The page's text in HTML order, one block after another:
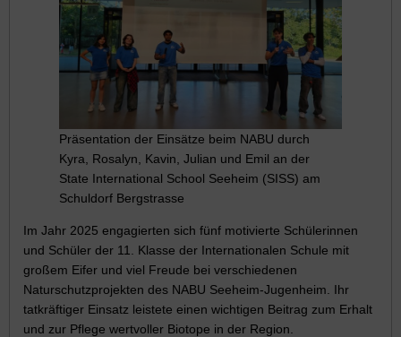
Präsentation der Einsätze beim NABU durch
Kyra, Rosalyn, Kavin, Julian und Emil an der
State International School Seeheim (SISS) am
Schuldorf Bergstrasse
Im Jahr 2025 engagierten sich fünf motivierte Schülerinnen
und Schüler der 11. Klasse der Internationalen Schule mit
großem Eifer und viel Freude bei verschiedenen
Naturschutzprojekten des NABU Seeheim-Jugenheim. Ihr
tatkräftiger Einsatz leistete einen wichtigen Beitrag zum Erhalt
und zur Pflege wertvoller Biotope in der Region.